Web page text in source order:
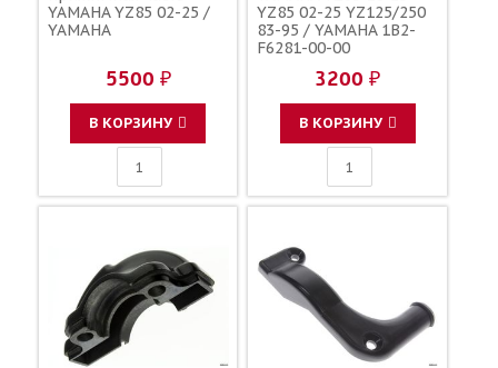
YAMAHA YZ85 02-25 /
YAMAHA
5500 ₽
В КОРЗИНУ
YZ85 02-25 YZ125/250
83-95 / YAMAHA 1B2-
F6281-00-00
3200 ₽
В КОРЗИНУ